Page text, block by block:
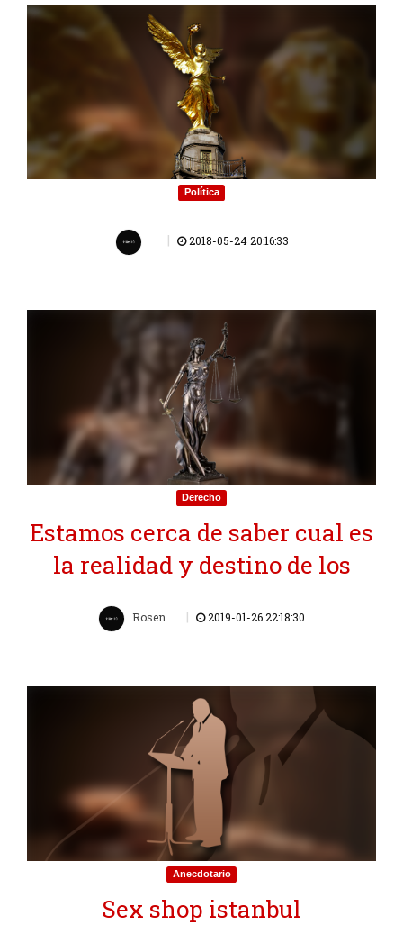
Política
| 2018-05-24 20:16:33
Derecho
Estamos cerca de saber cual es
la realidad y destino de los
Rosen | 2019-01-26 22:18:30
Anecdotario
Sex shop istanbul